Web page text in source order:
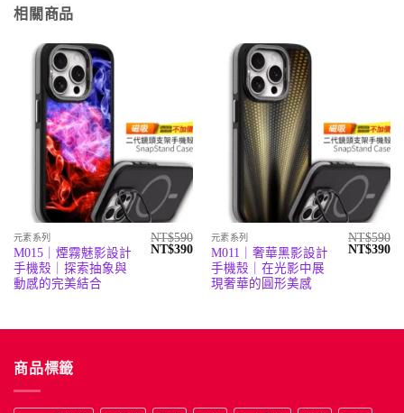
相關商品
元素系列
M015｜煙霧魅影設計
手機殼｜探索抽象與
動感的完美結合
NT$590
原
NT$390目
格：
元素系列
M011｜奢華黑影設計
手機殼｜在光影中展
現奢華的圓形美感
NT$590
原
NT$390目
商品標籤